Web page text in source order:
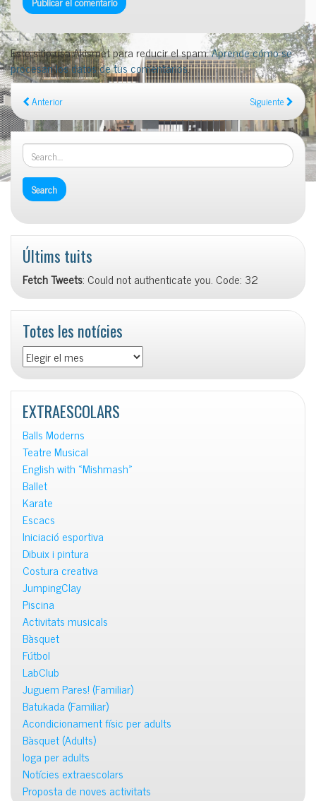
Este sitio usa Akismet para reducir el spam.Aprende cómo se
procesan los datos de tus comentarios.
Anterior Siguiente
Últims tuits
Fetch Tweets: Could not authenticate you. Code: 32
Totes les notícies
Totes
les
notícies
EXTRAESCOLARS
Balls Moderns
Teatre Musical
English with «Mishmash»
Ballet
Karate
Escacs
Iniciació esportiva
Dibuix i pintura
Costura creativa
JumpingClay
Piscina
Activitats musicals
Bàsquet
Fútbol
LabClub
Juguem Pares! (Familiar)
Batukada (Familiar)
Acondicionament físic per adults
Bàsquet (Adults)
Ioga per adults
Notícies extraescolars
Proposta de noves activitats